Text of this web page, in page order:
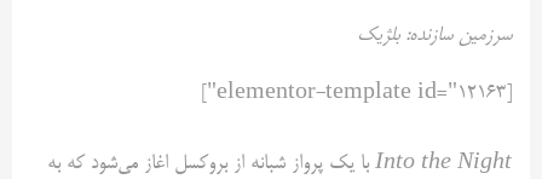
سرزمین سازنده: بلژیک
Into the Night با یک پرواز شبانه از بروکسل اغاز می‌شود که به